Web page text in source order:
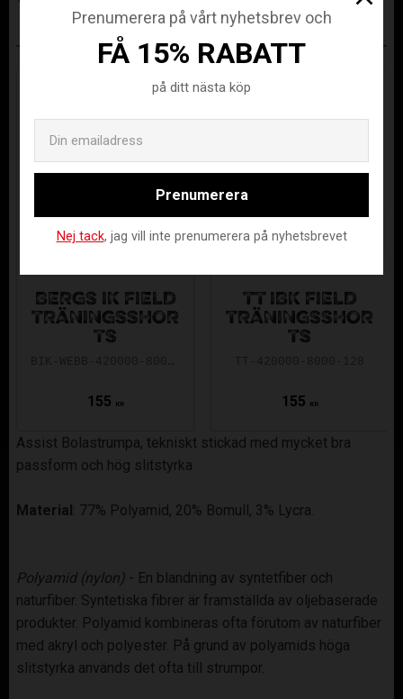
ANDRA KÖPTE ÄVEN
BERGS IK FIELD
TRÄNINGSSHOR
TS
155 KR
TT IBK FIELD
TRÄNINGSSHOR
TS
155 KR
Assist Bolastrumpa, tekniskt stickad med mycket bra
passform och hög slitstyrka
Material: 77% Polyamid, 20% Bomull, 3% Lycra.
Polyamid (nylon) - En blandning av syntetfiber och
naturfiber. Syntetiska fibrer är framställda av oljebaserade
produkter. Polyamid kombineras ofta förutom av naturfiber
med akryl och polyester. På grund av polyamids höga
slitstyrka används det ofta till strumpor.
Prenumerera på vårt nyhetsbrev och
FÅ 15% RABATT
på ditt nästa köp
Prenumerera
Nej tack, jag vill inte prenumerera på nyhetsbrevet